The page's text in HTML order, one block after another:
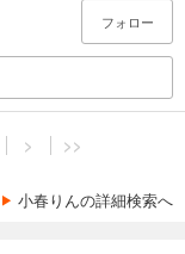
フォロー
> >>
小春りんの詳細検索へ